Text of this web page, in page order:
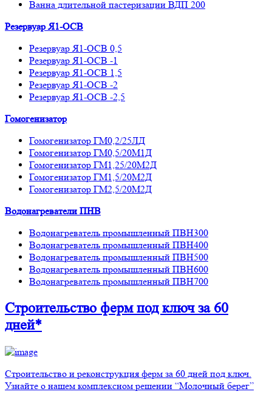
Ванна длительной пастеризации ВДП 200
Резервуар Я1-ОСВ
Резервуар Я1-ОСВ 0,5
Резервуар Я1-ОСВ -1
Резервуар Я1-ОСВ 1,5
Резервуар Я1-ОСВ -2
Резервуар Я1-ОСВ -2,5
Гомогенизатор
Гомогенизатор ГМ0,2/25ЛД
Гомогенизатор ГМ0,5/20М1Д
Гомогенизатор ГМ1,25/20М2Д
Гомогенизатор ГМ1,5/20М2Д
Гомогенизатор ГМ2,5/20М2Д
Водонагреватели ПНВ
Водонагреватель промышленный ПВН300
Водонагреватель промышленный ПВН400
Водонагреватель промышленный ПВН500
Водонагреватель промышленный ПВН600
Водонагреватель промышленный ПВН700
Строительство фермпод ключ за 60
дней*
Строительство и реконструкция ферм за 60 дней под ключ.
Узнайте о нашем комплексном решении “Молочный берег”